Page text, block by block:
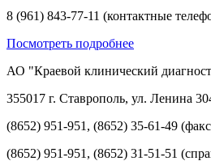
8 (961) 843-77-11 (контактные
Посмотреть подробнее
АО "Краевой клинический
355017 г. Ставрополь, ул. Ленина
(8652) 951-951, (8652) 35-61-49
(8652) 951-951, (8652) 31-51-51